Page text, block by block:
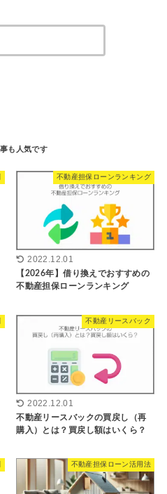
不動産担保ローンランキング
2022.12.01
【2026年】借り換えでおすすめの
不動産担保ローンランキング
不動産リースバック
2022.12.01
不動産リースバックの買戻し（再
購入）とは？買戻し額はいくら？
不動産担保ローン活用法